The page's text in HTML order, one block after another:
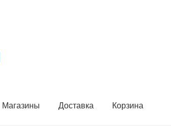
Магазины Доставка Корзина